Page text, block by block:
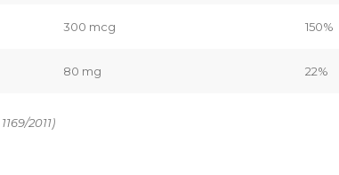
300 mcg 150%
80 mg 22%
2011)